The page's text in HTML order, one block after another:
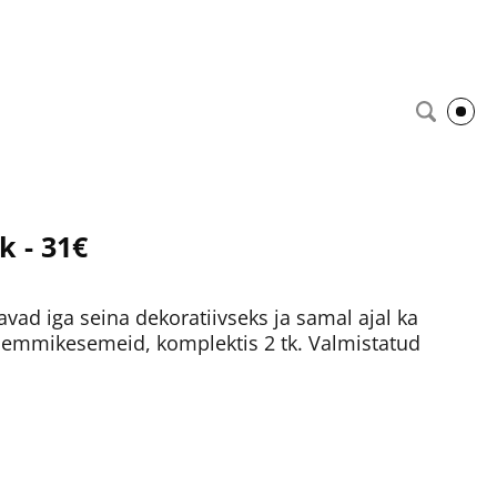
- 31€
iga seina dekoratiivseks ja samal ajal ka
komplektis 2 tk. Valmistatud